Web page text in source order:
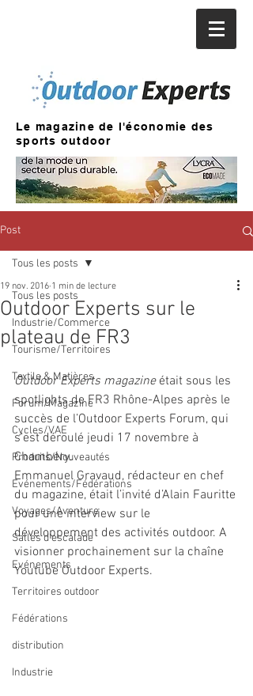
Le magazine de l'économie des
sports outdoor
Post
Tous les posts
Industrie/Commerce
Tourisme/Territoires
Textile & Matières
Forum/Magazine
Cycles/VAE
Produits/Nouveautés
Evénements/Fédérations
Voyages/Aventure
Salles d'escalade
Evénements
Territoires outdoor
Fédérations
distribution
Industrie
Tous les posts
Outdoor Experts sur le
plateau de FR3
19 nov. 2016 1 min de lecture
Outdoor Experts magazine était sous les
spotlights de FR3 Rhône-Alpes après le
succès de l’Outdoor Experts Forum, qui
s’est déroulé jeudi 17 novembre à
Chambéry.
Emmanuel Gravaud, rédacteur en chef
du magazine, était l’invité d’Alain Fauritte
pour une interview sur le
développement des activités outdoor. A
visionner prochainement sur la chaîne
Youtube Outdoor Experts.